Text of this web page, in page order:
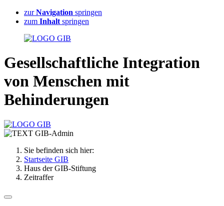
zurNavigation springen
zum Inhalt springen
Gesellschaftliche Integration
von Menschen mit
Behinderungen
Sie befinden sich hier:
Startseite GIB
Haus der GIB-Stiftung
Zeitraffer